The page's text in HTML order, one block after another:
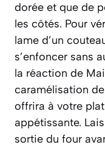
dorée et que de
les côtés. Pour
lame d’un
s’enfoncer sans
la réaction de
caramélisation
offrira à votre
appétissante.
sortie du four